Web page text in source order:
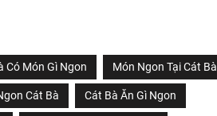
Có Món Gì Ngon Món Ngon Tại Cát Bà
Cát Bà Cát Bà Ăn Gì Ngon